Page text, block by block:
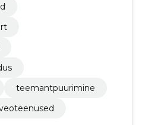
teemantpuurimine